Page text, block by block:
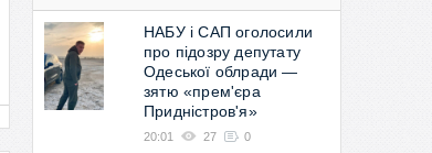
НАБУ і САП оголосили
про підозру депутату
Одеської облради —
зятю «прем'єра
Придністров'я»
20:01 27 0